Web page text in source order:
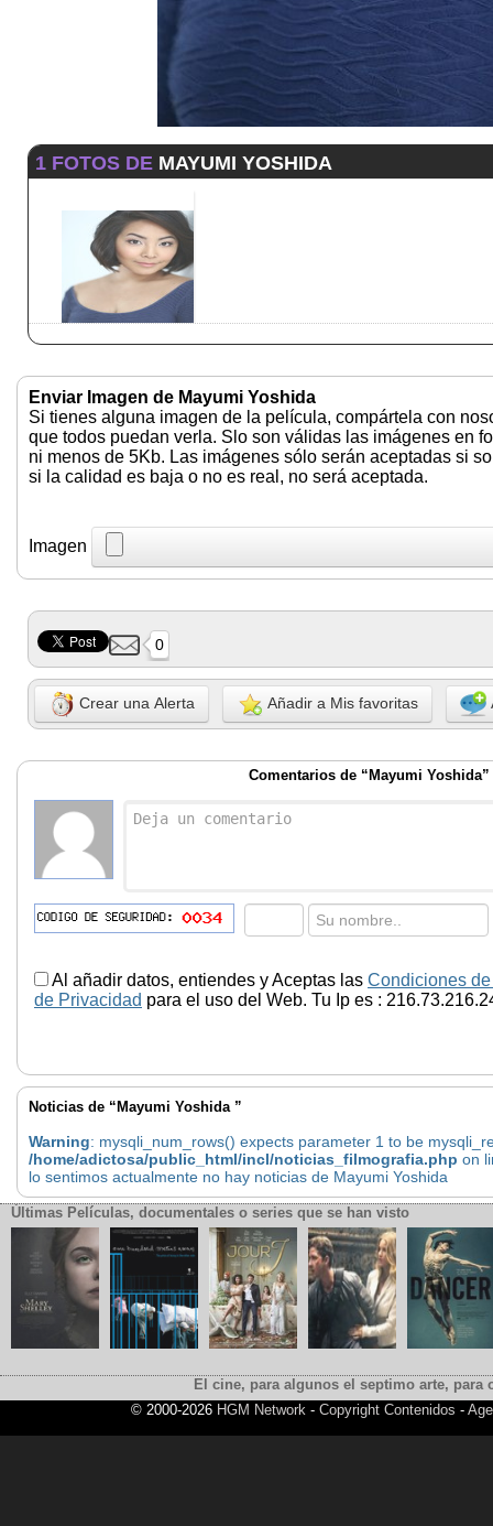
1 FOTOS DE MAYUMI YOSHIDA
Enviar Imagen de Mayumi Yoshida
Si tienes alguna imagen de la película, compártela con
que todos puedan verla. Slo son válidas las imágenes en
ni menos de 5Kb. Las imágenes sólo serán aceptadas si
si la calidad es baja o no es real, no será aceptada.
Imagen
0
Crear una Alerta Añadir a Mis favoritas
Comentarios de “Mayumi Yoshida”
Al añadir datos, entiendes y Aceptas las Condiciones
de Privacidad para el uso del Web. Tu Ip es :
Noticias de “Mayumi Yoshida ”
Warning: mysqli_num_rows() expects parameter 1 to be
/home/adictosa/public_html/incl/noticias_filmografia.php on
lo sentimos actualmente no hay noticias de Mayumi Yoshida
Últimas Películas, documentales o series que se han visto
El cine, para algunos el septimo arte,
© 2000-2026 HGM Network - Copyright Contenidos -